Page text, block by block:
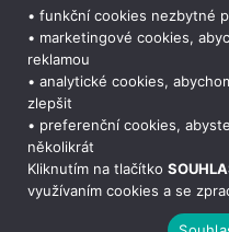
· lékařské fakulty
Olomouc, Brno)
· zdravotně sociální
· jiných vysokých školách
Aktuální učební plán a
na webových stránkách
• funkční cookies nezbytné
• marketingové cookies,
reklamou
• analytické cookies,
zlepšit
• preferenční cookies,
několikrát
Kliknutím na tlačítko
využívaním cookies a se